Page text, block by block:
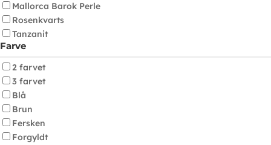
Mallorca Barok Perle
Rosenkvarts
Tanzanit
Farve
2 farvet
3 farvet
Blå
Brun
Fersken
Forgyldt